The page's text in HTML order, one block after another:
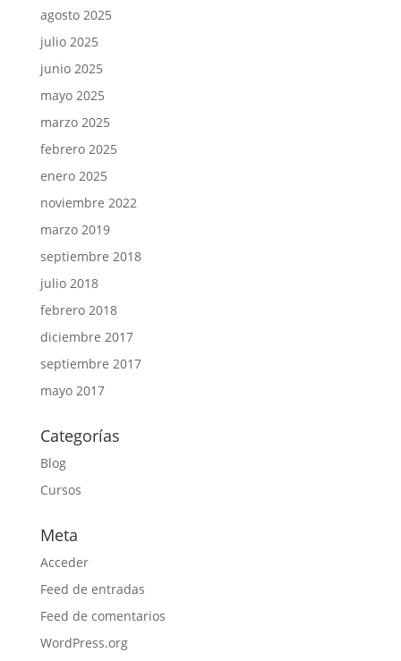
agosto 2025
julio 2025
junio 2025
mayo 2025
marzo 2025
febrero 2025
enero 2025
noviembre 2022
marzo 2019
septiembre 2018
julio 2018
febrero 2018
diciembre 2017
septiembre 2017
mayo 2017
Categorías
Blog
Cursos
Meta
Acceder
Feed de entradas
Feed de comentarios
WordPress.org